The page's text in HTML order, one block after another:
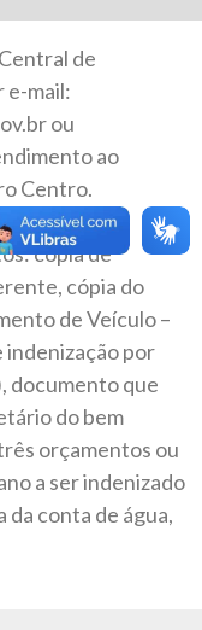
de
e-mail:
ou
ao
Centro.
necessário
cópia de
cópia do
de Veículo –
indenização por
documento que
do bem
orçamentos ou
a ser indenizado
conta de água,